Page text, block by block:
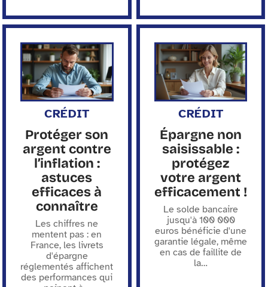
CRÉDIT
Protéger son
argent contre
l’inflation :
astuces
efficaces à
connaître
Les chiffres ne
mentent pas : en
France, les livrets
d'épargne
réglementés affichent
des performances qui
CRÉDIT
Épargne non
saisissable :
protégez
votre argent
efficacement !
Le solde bancaire
jusqu'à 100 000
euros bénéficie d'une
garantie légale, même
en cas de faillite de
la…